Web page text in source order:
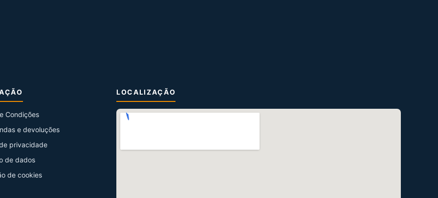
Condições
e devoluções
privacidade
de dados
de cookies
LOCALIZAÇÃO